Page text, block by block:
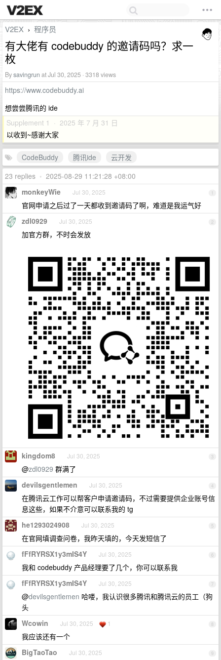
V2EX › 程序员
有大佬有 codebuddy 的邀请码吗？求一
枚
Bysavingrun at Jul 30, 2025 · 3318 views
https://www.codebuddy.ai
想尝尝腾讯的 ide
Supplement 1 · 2025 年 7 月 31 日
以收到~感谢大家
CodeBuddy 腾讯ide
云开发
23 replies • 2025-08-29 11:21:28 +08:00
1
monkeyWie Jul 30, 2025
官网申请之后过了一天都收到邀请码了啊，难道是我运气好
2
zdl0929 Jul 30, 2025
加官方群，不时会发放
3
kingdom8 Jul 30, 2025
@zdl0929 群满了
4
devilsgentlemen Jul 30, 2025
在腾讯云工作可以帮客户申请邀请码，不过需要提供企业账号信
息这些，如果不介意可以联系我的 tg
5
he1293024908 Jul 30, 2025
在官网填调查问卷，我昨天填的，今天发短信了
6
fFfRYRSX1y3mIS4Y Jul 30, 2025
我和 codebuddy 产品经理要了几个，你可以联系我
7
fFfRYRSX1y3mIS4Y Jul 30, 2025
@devilsgentlemen 哈喽，我认识很多腾讯和腾讯云的员工（狗
头
8
Wcowin Jul 30, 2025 1
我应该还有一个
9
BigTaoTao Jul 30, 2025